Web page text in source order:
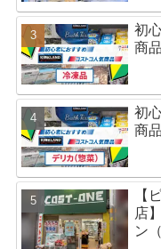
初
商
初
商
【
店
ン